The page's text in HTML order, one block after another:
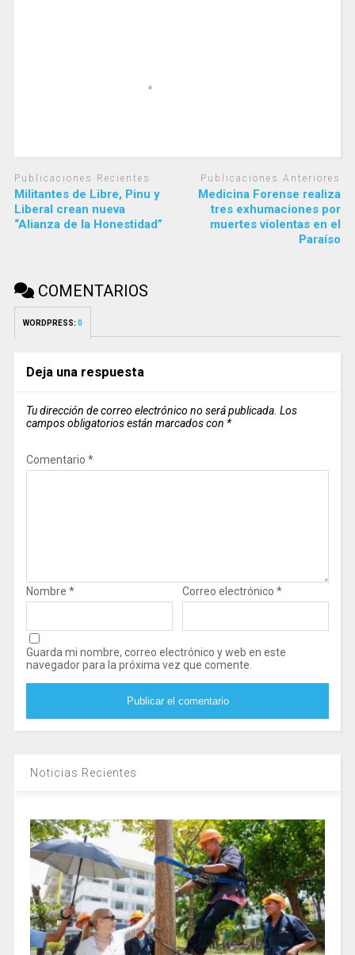
Publicaciones Recientes
Militantes de Libre, Pinu y
Liberal crean nueva
“Alianza de la Honestidad”
Publicaciones Anteriores
Medicina Forense realiza
tres exhumaciones por
muertes violentas en el
Paraíso
COMENTARIOS
WORDPRESS: 0
Deja una respuesta
Tu dirección de correo electrónico no será publicada. Los
campos obligatorios están marcados con *
Comentario *
Nombre * Correo electrónico *
Guarda mi nombre, correo electrónico y web en este
navegador para la próxima vez que comente.
Noticias Recientes